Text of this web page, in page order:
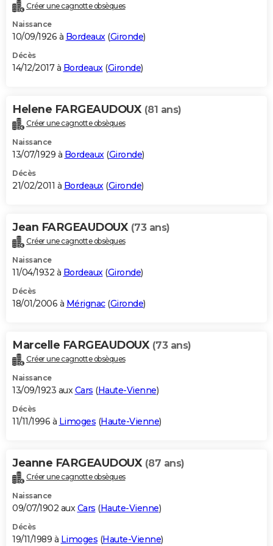
Créer une cagnotte obsèques
Naissance
10/09/1926 à Bordeaux(Gironde)
Décès
14/12/2017 à Bordeaux(Gironde)
Helene FARGEAUDOUX (81 ans)
Créer une cagnotte obsèques
Naissance
13/07/1929 à Bordeaux(Gironde)
Décès
21/02/2011 à Bordeaux(Gironde)
Jean FARGEAUDOUX (73 ans)
Créer une cagnotte obsèques
Naissance
11/04/1932 à Bordeaux(Gironde)
Décès
18/01/2006 à Mérignac(Gironde)
Marcelle FARGEAUDOUX (73 ans)
Créer une cagnotte obsèques
Naissance
13/09/1923 auxCars (Haute-Vienne)
Décès
11/11/1996 à Limoges (Haute-Vienne)
Jeanne FARGEAUDOUX (87 ans)
Créer une cagnotte obsèques
Naissance
09/07/1902 auxCars (Haute-Vienne)
Décès
19/11/1989 à Limoges (Haute-Vienne)